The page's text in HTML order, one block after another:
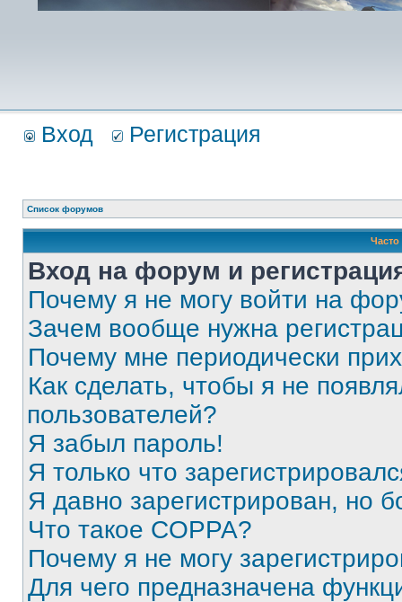
Вход Регистрация
Список форумов
Вход на форум и
Почему я не могу войти на
Зачем вообще нужна
Почему мне периодически
Как сделать, чтобы я не
пользователей?
Я забыл пароль!
Я только что
Я давно зарегистрирован, но
Что такое COPPA?
Почему я не могу
Для чего предназначена